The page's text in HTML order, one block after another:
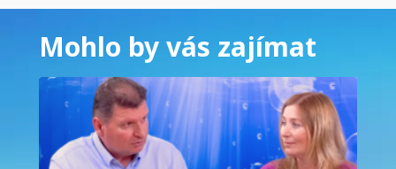
Mohlo by vás zajímat